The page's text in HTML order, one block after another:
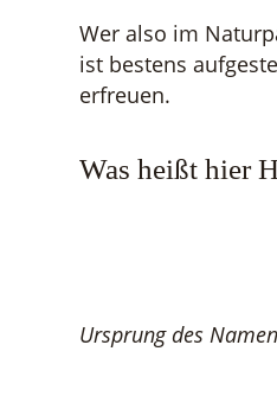
Wer also im
ist bestens
erfreuen.
Was heißt hier
Ursprung des